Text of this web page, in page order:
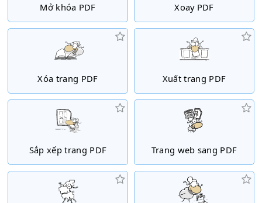
Mở khóa PDF Xoay PDF
Xóa trang PDF Xuất trang PDF
Sắp xếp trang PDF Trang web sang PDF